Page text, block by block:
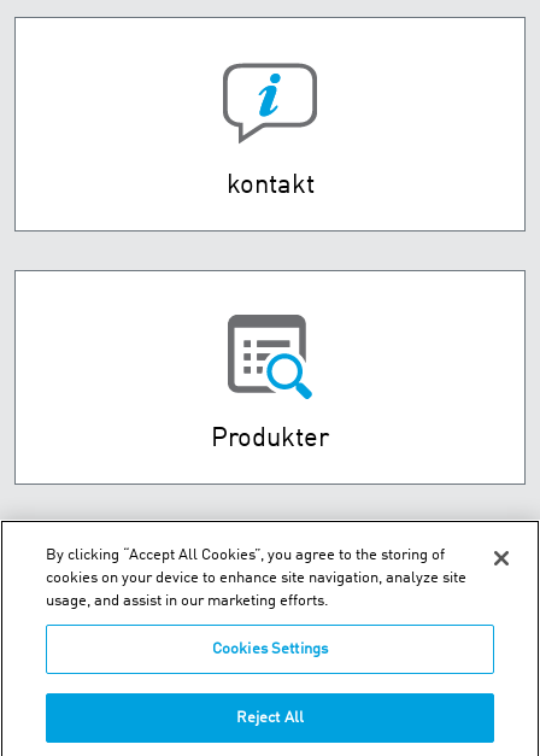
kontakt
Produkter
Husebysletta 7 P.O. Box 593 - N-3412 Lierstranda
Telefon:+47-32-85-73-00
By clicking “Accept All Cookies”, you agree to the storing of
cookies on your device to enhance site navigation, analyze site
usage, and assist in our marketing efforts.
Cookies Settings
Reject All